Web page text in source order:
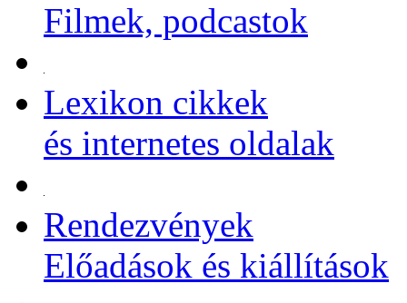
Filmek, podcastok
Lexikon cikkek
és internetes oldalak
Rendezvények
Előadások és kiállítások